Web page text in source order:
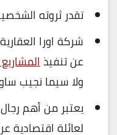
تقدر ثروته الشخصية بـ 3.1
شركة اورا
عن تنفيذ
ولا سيما نجيب
يعتبر من أهم
لعائلة اقتصادية